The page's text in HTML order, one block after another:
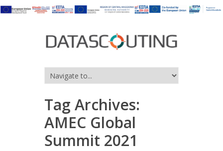
Tag Archives:
AMEC Global
Summit 2021